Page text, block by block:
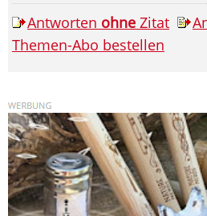
Antworten ohne Zitat
Themen-Abo bestellen